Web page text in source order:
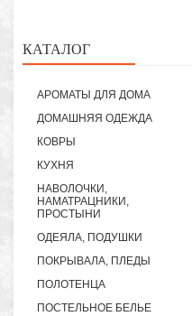
КАТАЛОГ
АРОМАТЫ ДЛЯ ДОМА
ДОМАШНЯЯ ОДЕЖДА
КОВРЫ
КУХНЯ
НАВОЛОЧКИ,
НАМАТРАЦНИКИ,
ПРОСТЫНИ
ОДЕЯЛА, ПОДУШКИ
ПОКРЫВАЛА, ПЛЕДЫ
ПОЛОТЕНЦА
ПОСТЕЛЬНОЕ БЕЛЬЕ